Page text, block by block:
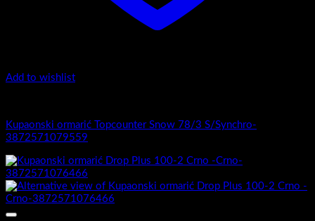
Add to wishlist
Kupaonski ormarić Topcounter Snow 78/3 S/Synchro-
3872571079559